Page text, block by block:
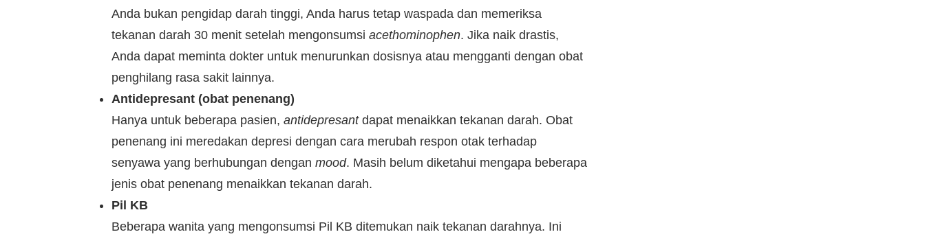
Anda bukan pengidap darah tinggi, Anda harus tetap waspada dan memeriksa
tekanan darah 30 menit setelah mengonsumsi acethominophen. Jika naik drastis,
Anda dapat meminta dokter untuk menurunkan dosisnya atau mengganti dengan obat
penghilang rasa sakit lainnya.
Antidepresant (obat penenang)
Hanya untuk beberapa pasien, antidepresantdapat menaikkan tekanan darah. Obat
penenang ini meredakan depresi dengan cara merubah respon otak terhadap
senyawa yang berhubungan dengan mood. Masih belum diketahui mengapa beberapa
jenis obat penenang menaikkan tekanan darah.
Pil KB
Beberapa wanita yang mengonsumsi Pil KB ditemukan naik tekanan darahnya. Ini